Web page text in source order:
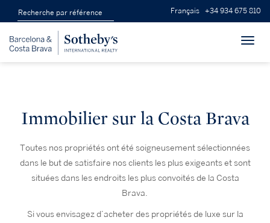
Français +34 934 675 810
Immobilier sur la Costa Brava
Toutes nos propriétés ont été soigneusement sélectionnées
dans le but de satisfaire nos clients les plus exigeants et sont
situées dans les endroits les plus convoitésde la Costa
Brava.
Si vous envisagez d’acheter des propriétés de luxe sur la